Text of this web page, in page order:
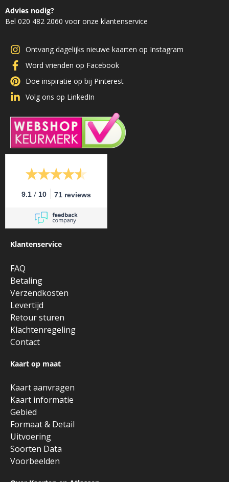
Advies nodig?
Bel 020 482 2060 voor onze klantenservice
Ontvang dagelijks nieuwe kaarten op Instagram
Word vrienden op Facebook
Doe inspiratie op bij Pinterest
Volg ons op LinkedIn
9.1 / 10 71 reviews
Klantenservice
FAQ
Betaling
Verzendkosten
Levertijd
Retour sturen
Klachtenregeling
Contact
Kaart op maat
Kaart aanvragen
Kaart informatie
Gebied
Formaat & Detail
Uitvoering
Soorten Data
Voorbeelden